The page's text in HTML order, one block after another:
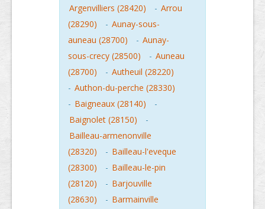
Argenvilliers (28420)
- Arrou
(28290)
- Aunay-sous-
auneau (28700)
- Aunay-
sous-crecy (28500)
- Auneau
(28700)
- Autheuil (28220)
- Authon-du-perche (28330)
- Baigneaux (28140)
-
Baignolet (28150)
-
Bailleau-armenonville
(28320)
- Bailleau-l'eveque
(28300)
- Bailleau-le-pin
(28120)
- Barjouville
(28630)
- Barmainville